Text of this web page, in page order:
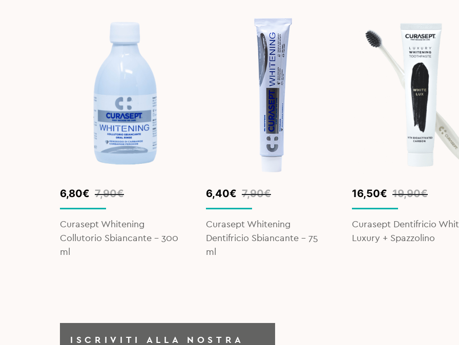
7,90€
Original
price
7,90€.
6,80€
Current
price
6,80€.
Curasept Whitening
Collutorio Sbiancante - 300
ml
7,90€
Original
price
7,90€.
6,40€
Current
price
6,40€.
Curasept Whitening
Dentifricio Sbiancante - 75
ml
19,90€
Original
price
19,90€.
16,50€
Current
price
16,50€.
Curasept Dentifricio
Luxury + Spazzolino
ISCRIVITI ALLA NOSTRA